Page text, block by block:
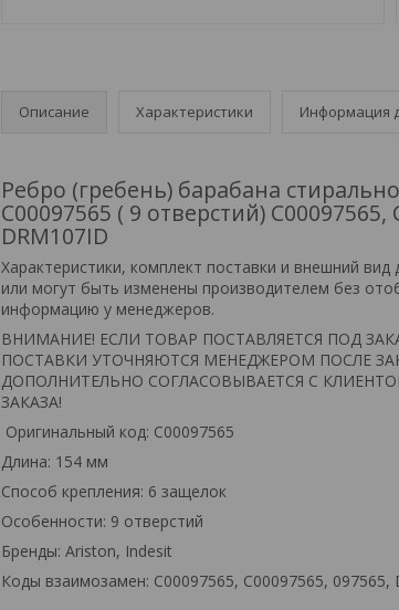
Описание Характеристики Информация
Ребро (гребень) барабана
C00097565 ( 9 отверстий)
DRM107ID
Xарактеристики, комплект поставки и внешний
или могут быть изменены производителем без
информацию у менеджеров.
ВНИМАНИЕ! ЕСЛИ ТОВАР ПОСТАВЛЯЕТСЯ ПОД
ПОСТАВКИ УТОЧНЯЮТСЯ МЕНЕДЖЕРОМ ПОСЛЕ
ДОПОЛНИТЕЛЬНО СОГЛАСОВЫВАЕТСЯ С
ЗАКАЗА!
Оригинальный код: C00097565
Длина: 154 мм
Способ крепления: 6 защелок
Особенности: 9 отверстий
Бренды: Ariston, Indesit
Коды взаимозамен: C00097565, С00097565, 097565,